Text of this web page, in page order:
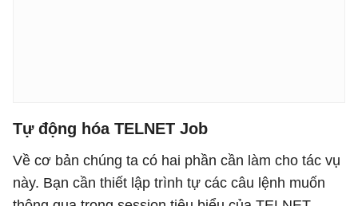
Tự động hóa TELNET Job
Về cơ bản chúng ta có hai phần cần làm cho tác vụ
này. Bạn cần thiết lập trình tự các câu lệnh muốn